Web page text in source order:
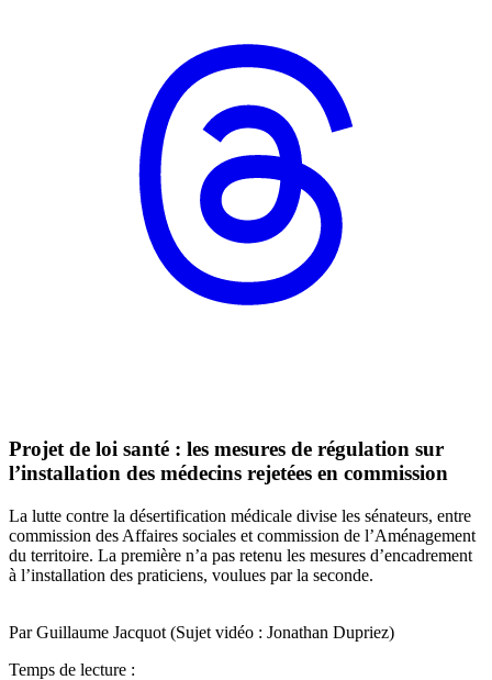
Projet de loi santé : les mesures de régulation sur
l’installation des médecins rejetées en commission
La lutte contre la désertification médicale divise les sénateurs, entre
commission des Affaires sociales et commission de l’Aménagement
du territoire. La première n’a pas retenu les mesures d’encadrement
à l’installation des praticiens, voulues par la seconde.
Par Guillaume Jacquot (Sujet vidéo : Jonathan Dupriez)
Temps de lecture :